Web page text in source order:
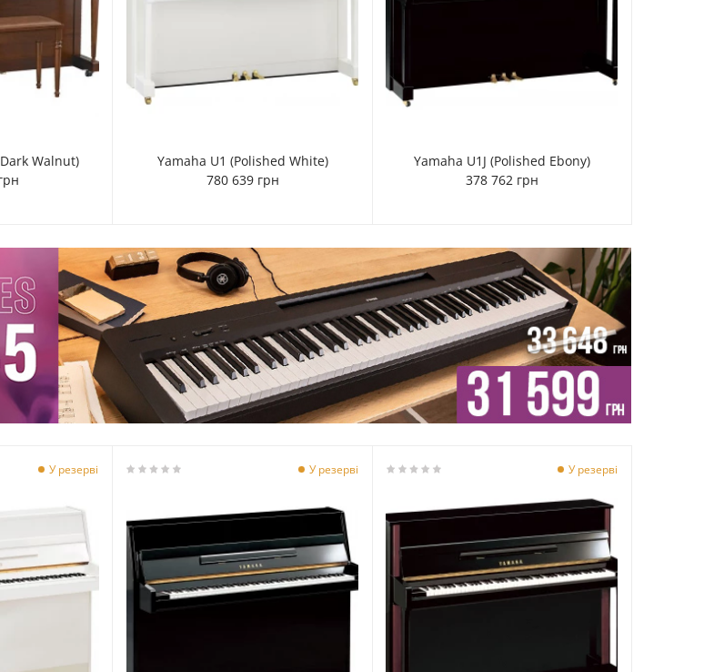
Walnut)
Yamaha U1 (Polished White)
780 639 грн
Yamaha U1J (Polished Ebony)
378 762 грн
У резерві У резерві У резерві